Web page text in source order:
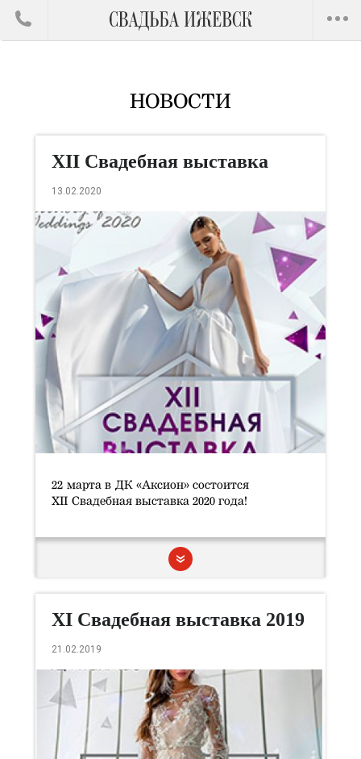
НОВОСТИ
XII Свадебная выставка
2020 года
13.02.2020
22 марта в ДК «Аксион» состоится
XII Свадебная выставка 2020 года!
XI Свадебная выставка 2019
года
21.02.2019